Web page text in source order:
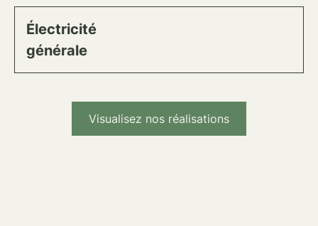
Électricité
générale
Visualisez nos réalisations